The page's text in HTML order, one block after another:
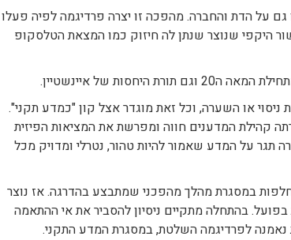
על הדת והחברה. מהפכה זו יצרה פרדיגמה לפיה פעלו
היקפי שנוצר שנתן לה חיזוק כמו המצאת הטלסקופ
של איינשטיין.
או השערה, וכל זאת מוגדר אצל קון "כמדע תקני".
קהילת המדענים חווה ומפרשת את המציאות הפיזית
תגר על המדע שאמור להיות טהור, נטרלי ומדויק מכל
במסגרת מהלך מהפכני שמתבצע בהדרגה. אז נוצר
בהתחלה מתקיים ניסיון להסביר את אי ההתאמה
לפרדיגמה השלטת, במסגרת המדע התקני.